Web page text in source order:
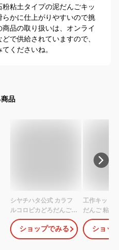
粘土タイプの泥だんごキッ
らかに仕上がりやすいので挑
品の取り扱いは、オンライ
で供給されていますので、
くださいね。
品
シヤチハタ公式 カラフ
ルコロピカどろだんご制
作キット 既製品タイプ
シャチハタ シヤチハタ
コロピカどろだんご ど
ショップでみる
工作キット
だんご 粘土
夏休み 冬休
幼稚園 保育
学年 人気
ショッ